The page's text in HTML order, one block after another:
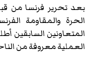
الحرة والمقاومة
العملية معروفة من